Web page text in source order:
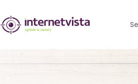
internetvista